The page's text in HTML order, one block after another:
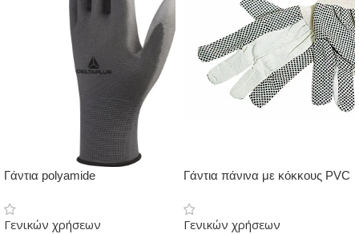
Γάντια polyamide
Γενικών χρήσεων
Γάντια πάνινα με κόκκους PVC
Γενικών χρήσεων